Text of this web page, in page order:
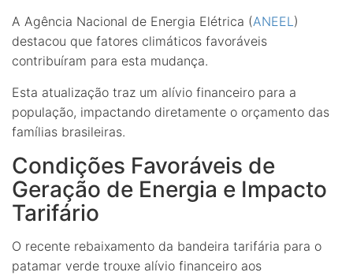
A Agência Nacional de Energia Elétrica (ANEEL )
destacou que fatores climáticos favoráveis
contribuíram para esta mudança.
Esta atualização traz um alívio financeiro para a
população, impactando diretamente o orçamento das
famílias brasileiras.
Condições Favoráveis de
Geração de Energia e Impacto
Tarifário
O recente rebaixamento da bandeira tarifária para o
patamar verde trouxe alívio financeiro aos